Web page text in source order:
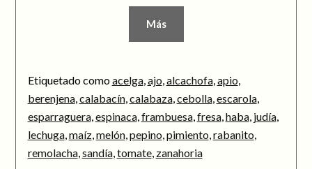
Más
Etiquetado comoacelga, ajo, alcachofa, apio,
berenjena, calabacín, calabaza, cebolla, escarola,
esparraguera, espinaca, frambuesa, fresa, haba, judía,
lechuga, maíz, melón, pepino, pimiento, rabanito,
remolacha, sandía, tomate, zanahoria